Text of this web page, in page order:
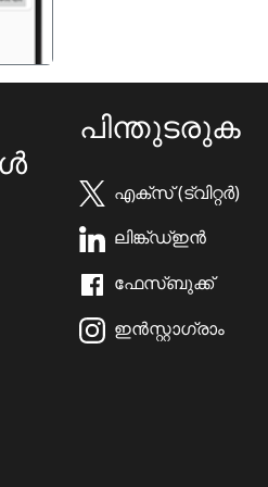
പിന്തുടരുക
എക്സ് (ട്വിറ്റർ)
ലിങ്ക്ഡ്ഇൻ
ഫേസ്ബുക്ക്
ഇൻസ്റ്റാഗ്രാം